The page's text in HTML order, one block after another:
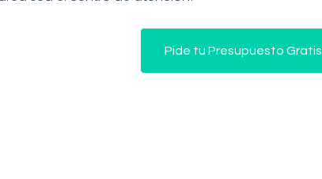
Pide tu Presupuesto Gratis